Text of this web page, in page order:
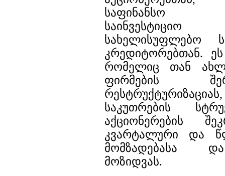
საფინანსო
სახელისუფლებო
კრედიტორებთან.
რომელიც თან
ფირმების
საკუთრების
აქციონერების
კვარტალური და
მომზადებასა
მოზიდვას.